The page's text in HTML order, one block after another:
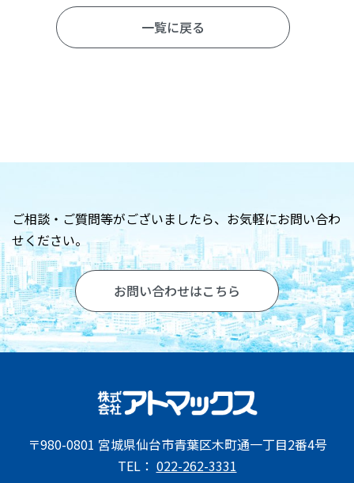
一覧に戻る
お問い合わせ
ご相談・ご質問等がございましたら、 お気軽にお問い合わ
せください。
お問い合わせはこちら
〒980-0801 宮城県仙台市青葉区木町通一丁目2番4号
TEL： 022-262-3331